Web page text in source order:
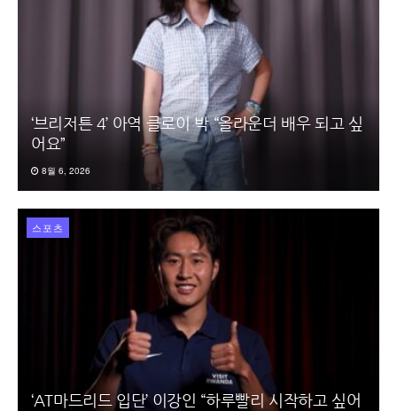
‘브리저튼 4’ 아역 클로이 박 “올라운더 배우 되고 싶
어요”
8월 6, 2026
스포츠
‘AT마드리드 입단’ 이강인 “하루빨리 시작하고 싶어